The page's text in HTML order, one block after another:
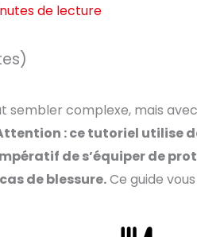
de lecture
complexe, mais
: ce tutoriel utilise
de s’équiper de
de blessure.Ce guide